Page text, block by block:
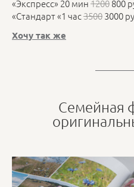
«Экспресс» 20 мин1200800
«Стандарт «1 час35003000
Хочу так же
Семейная